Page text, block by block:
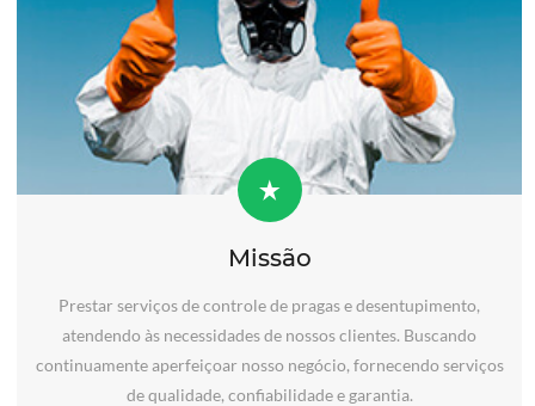
Missão
Prestar serviços de controle de pragas e desentupimento,
atendendo às necessidades de nossos clientes. Buscando
continuamente aperfeiçoar nosso negócio, fornecendo serviços
de qualidade, confiabilidade e garantia.